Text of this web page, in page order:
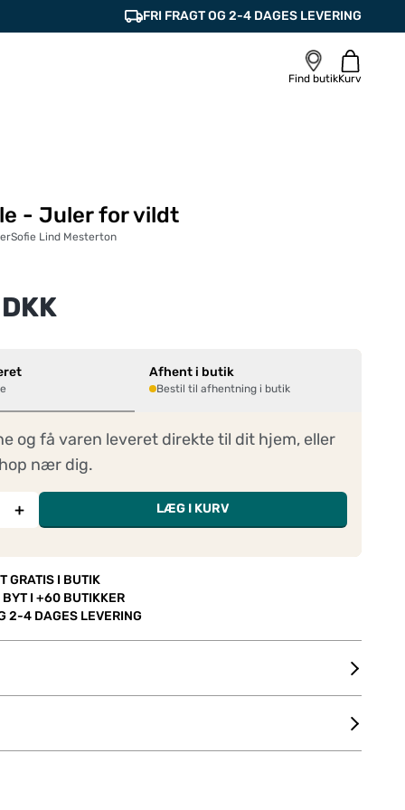
FRI FRAGT OG 2-4 DAGES LEVERING
Find butikKurv
- Juler for vildt
Sofie Lind Mesterton
Afhent i butik
Bestil til afhentning i butik
og få varen leveret direkte til dit hjem, eller
nær dig.
+ LÆG I KURV
GRATIS I BUTIK
I +60 BUTIKKER
2-4 DAGES LEVERING